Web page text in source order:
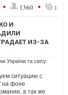
• 1360 • 1
И
ИЗ-ЗА
України та світу:
ситуацию с
на фоне
а так же